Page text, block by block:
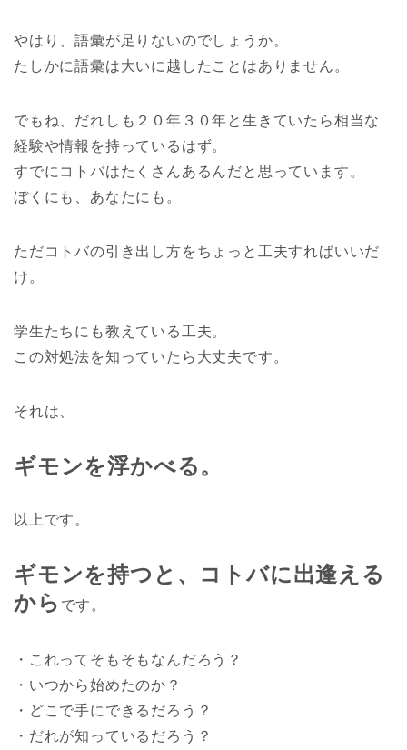
やはり、語彙が足りないのでしょうか。
たしかに語彙は大いに越したことはありません。
でもね、だれしも２０年３０年と生きていたら相当な
経験や情報を持っているはず。
すでにコトバはたくさんあるんだと思っています。
ぼくにも、あなたにも。
ただコトバの引き出し方をちょっと工夫すればいいだ
け。
学生たちにも教えている工夫。
この対処法を知っていたら大丈夫です。
それは、
ギモンを浮かべる。
以上です。
ギモンを持つと、コトバに出逢える
から です。
・これってそもそもなんだろう？
・いつから始めたのか？
・どこで手にできるだろう？
・だれが知っているだろう？